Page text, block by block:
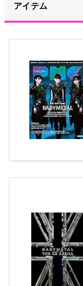
【朗報】高瀬くる
で？今日から友達ね！」
日本独自企画・限
JAPAN EDITION)」着弾
【BABYMETAL】
アイテム